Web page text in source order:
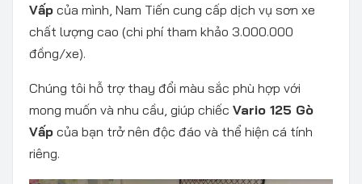
Vấp của mình, Nam Tiến cung cấp dịch vụ sơn xe
chất lượng cao (chi phí tham khảo 3.000.000
đồng/xe).
Chúng tôi hỗ trợ thay đổi màu sắc phù hợp với
mong muốn và nhu cầu, giúp chiếc Vario 125 Gò
Vấp của bạn trở nên độc đáo và thể hiện cá tính
riêng.